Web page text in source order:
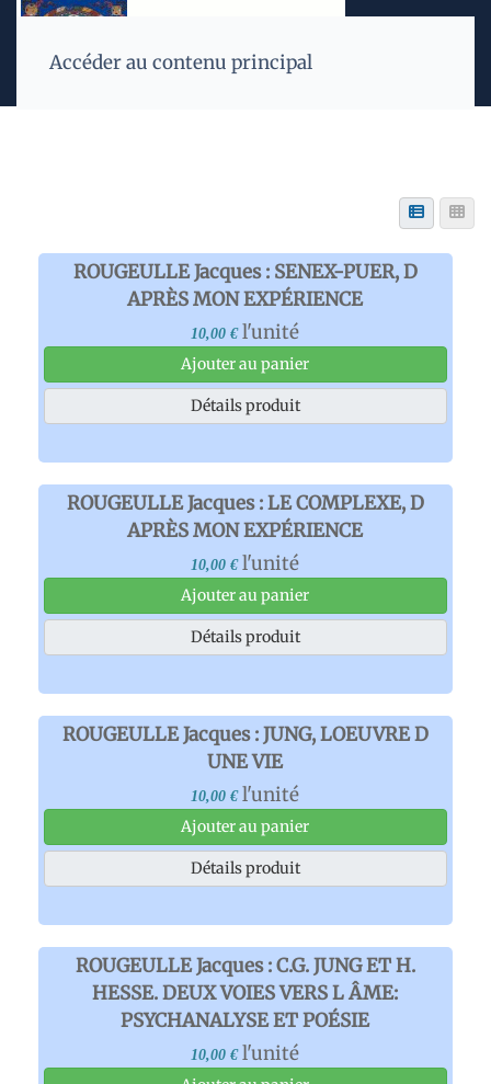
Accéder au contenu principal
ROUGEULLE Jacques : SENEX-PUER, D
APRÈS MON EXPÉRIENCE
10,00 € l'unité
Ajouter au panier
Détails produit
ROUGEULLE Jacques : LE COMPLEXE, D
APRÈS MON EXPÉRIENCE
10,00 € l'unité
Ajouter au panier
Détails produit
ROUGEULLE Jacques : JUNG, LOEUVRE D
UNE VIE
10,00 € l'unité
Ajouter au panier
Détails produit
ROUGEULLE Jacques : C.G. JUNG ET H.
HESSE. DEUX VOIES VERS L ÂME:
PSYCHANALYSE ET POÉSIE
10,00 € l'unité